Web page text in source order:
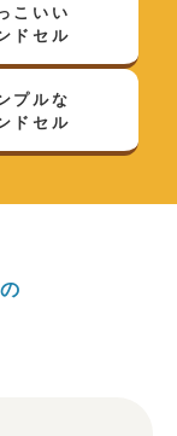
こいい
ドセル
プルな
ドセル